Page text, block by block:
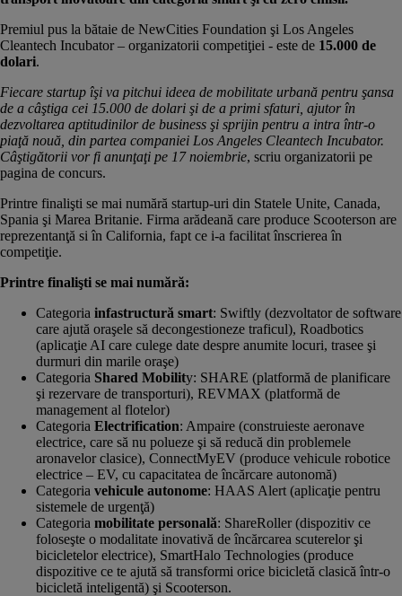
Premiul pus la bătaie de NewCities Foundation şi Los Angeles
Cleantech Incubator – organizatorii competiţiei - este de 15.000 de
dolari.
Fiecare startup îşi va pitchui ideea de mobilitate urbană pentru şansa
de a câştiga cei 15.000 de dolari şi de a primi sfaturi, ajutor în
dezvoltarea aptitudinilor de business şi sprijin pentru a intra într-o
piaţă nouă, din partea companiei Los Angeles Cleantech Incubator.
Câştigătorii vor fi anunţaţi pe 17 noiembrie, scriu organizatorii pe
pagina de concurs.
Printre finalişti se mai numără startup-uri din Statele Unite, Canada,
Spania şi Marea Britanie. Firma arădeană care produce Scooterson are
reprezentanţă si în California, fapt ce i-a facilitat înscrierea în
competiţie.
Printre finalişti se mai numără:
Categoria infastructură smart: Swiftly (dezvoltator de software
care ajută oraşele să decongestioneze traficul), Roadbotics
(aplicaţie AI care culege date despre anumite locuri, trasee şi
durmuri din marile oraşe)
Categoria Shared Mobility: SHARE (platformă de planificare
şi rezervare de transporturi), REVMAX (platformă de
management al flotelor)
Categoria Electrification: Ampaire (construieste aeronave
electrice, care să nu polueze şi să reducă din problemele
aronavelor clasice), ConnectMyEV (produce vehicule robotice
electrice – EV, cu capacitatea de încărcare autonomă)
Categoria vehicule autonome: HAAS Alert (aplicaţie pentru
sistemele de urgenţă)
Categoria mobilitate personală: ShareRoller (dispozitiv ce
foloseşte o modalitate inovativă de încărcarea scuterelor şi
bicicletelor electrice), SmartHalo Technologies (produce
dispozitive ce te ajută să transformi orice bicicletă clasică într-o
bicicletă inteligentă) şi Scooterson.